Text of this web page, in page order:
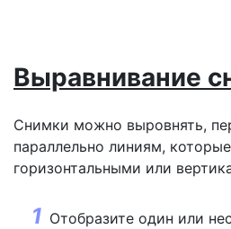
Выравнивание
Снимки можно выровнять,
параллельно линиям,
горизонтальными или
Отобразите один или